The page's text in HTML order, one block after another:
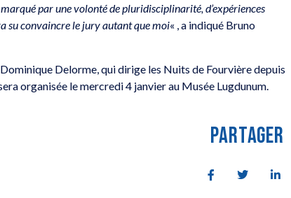
par une volonté de pluridisciplinarité, d’expériences
su convaincre le jury autant que moi« , a indiqué Bruno
Delorme, qui dirige les Nuits de Fourvière depuis
organisée le mercredi 4 janvier au Musée Lugdunum.
PARTAGER